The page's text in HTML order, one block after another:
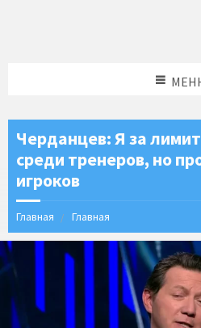
Черданцев: Я за
среди тренеров, но
игроков
Главная Главная